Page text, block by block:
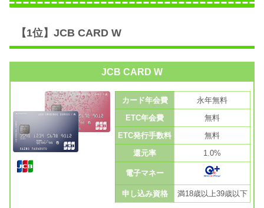
【1位】JCB CARD W
JCB CARD W
カード年会費
永年無料
ETC年会費
無料
ETC発行手数料
無料
還元率
1.0%
電子マネー
申し込み資格 満18歳以上39歳以下